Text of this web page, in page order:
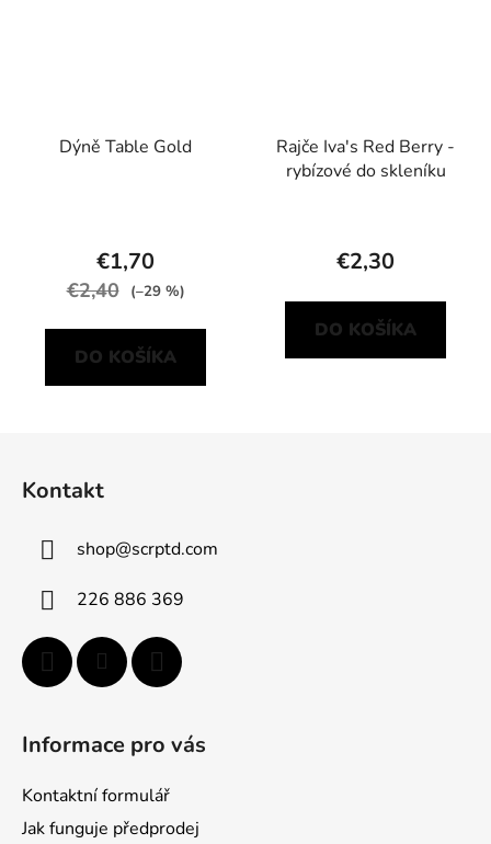
Dýně Table Gold
€1,70
€2,40 (–29 %)
DO KOŠÍKA
Rajče Iva's Red Berry -
rybízové do skleníku
€2,30
DO KOŠÍKA
Kontakt
shop@scrptd.com
226 886 369
Informace pro vás
Kontaktní formulář
Jak funguje předprodej